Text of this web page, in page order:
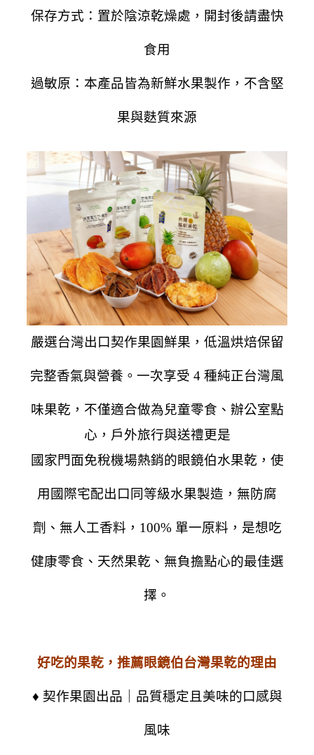
保存方式：置於陰涼乾燥處，開封後請盡快
食用
過敏原：本產品皆為新鮮水果製作，不含堅
果與麩質來源
嚴選台灣出口契作果園鮮果，低溫烘焙保留
完整香氣與營養。一次享受 4 種純正台灣風
味果乾，不僅適合做為兒童零食、辦公室點
心，戶外旅行與送禮更是
國家門面免稅機場熱銷的眼鏡伯水果乾，使
用國際宅配出口同等級水果製造，無防腐
劑、無人工香料，100% 單一原料，是想吃
健康零食、天然果乾、無負擔點心的最佳選
擇。
好吃的果乾，推薦眼鏡伯台灣果乾的理由
♦ 契作果園出品｜品質穩定且美味的口感與
風味